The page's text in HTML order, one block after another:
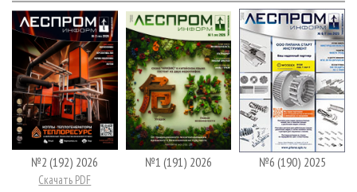
№2 (192) 2026
Скачать PDF
№1 (191) 2026 №6 (190) 2025